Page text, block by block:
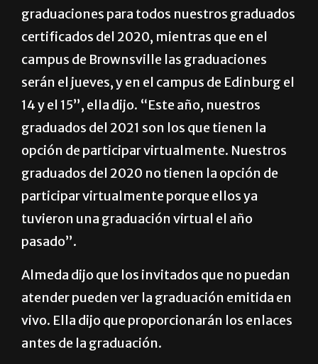
graduaciones para todos nuestros graduados
certificados del 2020, mientras que en el
campus de Brownsville las graduaciones
serán el jueves, y en el campus de Edinburg el
14 y el 15”, ella dijo. “Este año, nuestros
graduados del 2021 son los que tienen la
opción de participar virtualmente. Nuestros
graduados del 2020 no tienen la opción de
participar virtualmente porque ellos ya
tuvieron una graduación virtual el año
pasado”.
Almeda dijo que los invitados que no puedan
atender pueden ver la graduación emitida en
vivo. Ella dijo que proporcionarán los enlaces
antes de la graduación.